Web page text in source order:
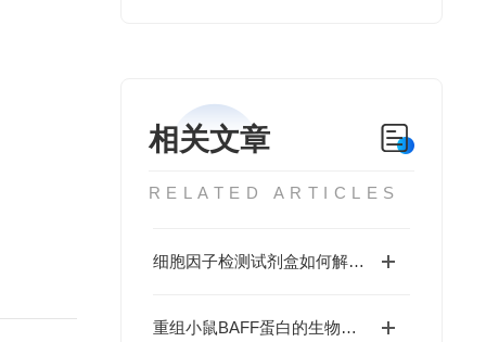
相关文章
RELATED ARTICLES
细胞因子检测试剂盒如何解码免疫调控网络？
重组小鼠BAFF蛋白的生物学特性及科研应用价值